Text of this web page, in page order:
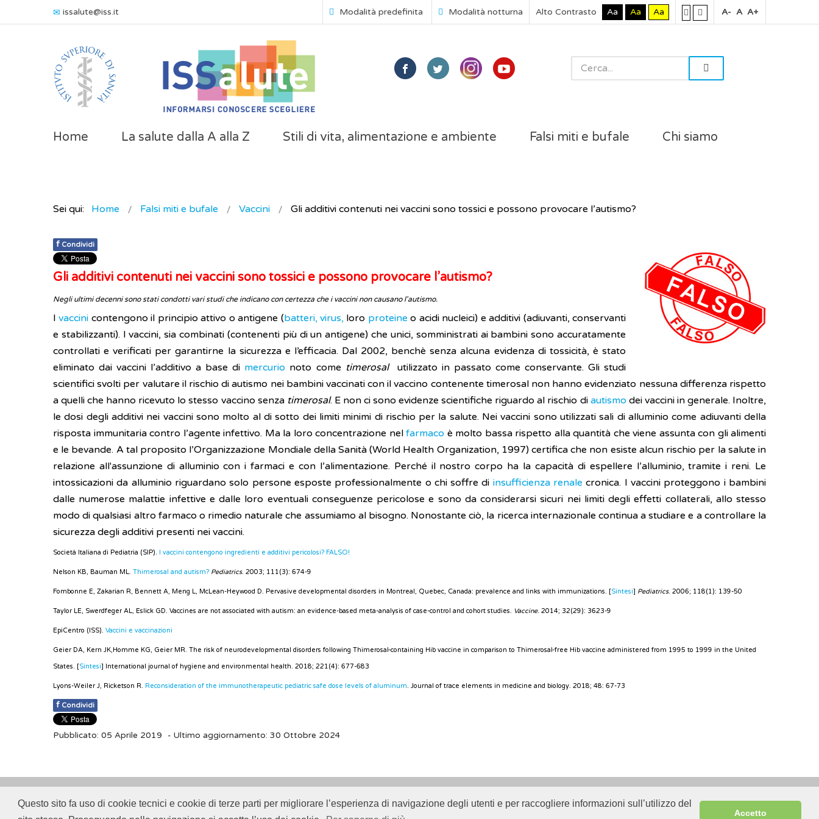
Questo sito fa uso di cookie tecnici e cookie di terze parti per migliorare l’esperienza di navigazione degli utenti e per raccogliere informazioni sull’utilizzo del
Accetto
issalute@iss.it Modalità predefinita Modalità notturna Alto Contrasto Aa Aa Aa A- A A+
Home La salute dalla A alla Z Stili di vita, alimentazione e ambiente Falsi miti e bufale Chi siamo
Sei qui: Home Falsi miti e bufale Vaccini Gli additivi contenuti nei vaccini sono tossici e possono provocare l’autismo?
f Condividi
Gli additivi contenuti nei vaccini sono tossici e possono provocare l’autismo?
Negli ultimi decenni sono stati condotti vari studi che indicano con certezza che i vaccini non causano l'autismo.
Ivaccini contengono il principio attivo o antigene (batteri, virus, loro proteine o acidi nucleici) e additivi (adiuvanti, conservanti
e stabilizzanti). I vaccini, sia combinati (contenenti più di un antigene) che unici, somministrati ai bambini sono accuratamente
controllati e verificati per garantirne la sicurezza e l’efficacia. Dal 2002, benchè senza alcuna evidenza di tossicità, è stato
eliminato dai vaccini l’additivo a base di mercurio noto come timerosal utilizzato in passato come conservante. Gli studi
scientifici svolti per valutare il rischio di autismo nei bambini vaccinati con il vaccino contenente timerosal non hanno evidenziato nessuna differenza rispetto
a quelli che hanno ricevuto lo stesso vaccino senza timerosal. E non ci sono evidenze scientifiche riguardo al rischio di autismo dei vaccini in generale. Inoltre,
le dosi degli additivi nei vaccini sono molto al di sotto dei limiti minimi di rischio per la salute. Nei vaccini sono utilizzati sali di alluminio come adiuvanti della
risposta immunitaria contro l’agente infettivo. Ma la loro concentrazione nel farmaco è molto bassa rispetto alla quantità che viene assunta con gli alimenti
e le bevande. A tal proposito l’Organizzazione Mondiale della Sanità (World Health Organization, 1997) certifica che non esiste alcun rischio per la salute in
relazione all'assunzione di alluminio con i farmaci e con l’alimentazione. Perché il nostro corpo ha la capacità di espellere l’alluminio, tramite i reni. Le
intossicazioni da alluminio riguardano solo persone esposte professionalmente o chi soffre di insufficienza renale cronica. I vaccini proteggono i bambini
dalle numerose malattie infettive e dalle loro eventuali conseguenze pericolose e sono da considerarsi sicuri nei limiti degli effetti collaterali, allo stesso
modo di qualsiasi altro farmaco o rimedio naturale che assumiamo al bisogno. Nonostante ciò, la ricerca internazionale continua a studiare e a controllare la
sicurezza degli additivi presenti nei vaccini.
Società Italiana di Pediatria (SIP). I vaccini contengono ingredienti e additivi pericolosi? FALSO!
Nelson KB, Bauman ML. Thimerosal and autism? Pediatrics. 2003; 111(3): 674-9
Fombonne E, Zakarian R, Bennett A, Meng L, McLean-Heywood D. Pervasive developmental disorders in Montreal, Quebec, Canada: prevalence and links with immunizations. [Sintesi] Pediatrics. 2006; 118(1): 139-50
Taylor LE, Swerdfeger AL, Eslick GD. Vaccines are not associated with autism: an evidence-based meta-analysis of case-control and cohort studies. Vaccine. 2014; 32(29): 3623-9
EpiCentro (ISS). Vaccini e vaccinazioni
Geier DA, Kern JK,Homme KG, Geier MR. The risk of neurodevelopmental disorders following Thimerosal-containing Hib vaccine in comparison to Thimerosal-free Hib vaccine administered from 1995 to 1999 in the United
States. [Sintesi] International journal of hygiene and environmental health. 2018; 221(4): 677-683
Lyons-Weiler J, Ricketson R. Reconsideration of the immunotherapeutic pediatric safe dose levels of aluminum. Journal of trace elements in medicine and biology. 2018; 48: 67-73
f Condividi
Pubblicato: 05 Aprile 2019 - Ultimo aggiornamento: 30 Ottobre 2024
© 2018ISSalute - Sito sviluppato e gestito dall’Istituto Superiore di Sanità (ISS) -Disclaimer -Cookie Sitemap